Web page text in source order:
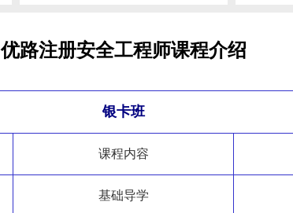
优路注册安全工程师课程介绍
银卡班
课程内容
基础导学